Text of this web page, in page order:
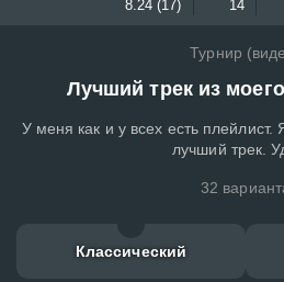
8.24 (17) 14
Турнир
Лучший трек из
У меня как и у всех есть
лучший трек.
32
Классический